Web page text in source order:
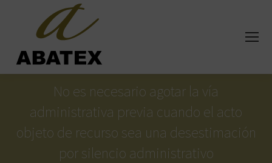
No es necesario agotar la vía
administrativa previa cuando el acto
objeto de recurso sea una desestimación
por silencio administrativo